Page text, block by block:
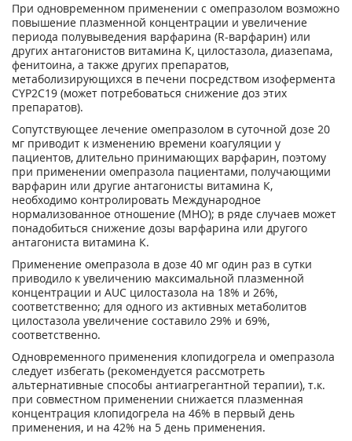
При одновременном применении с омепразолом возможно
повышение плазменной концентрации и увеличение
периода полувыведения варфарина (R-варфарин) или
других антагонистов витамина К, цилостазола, диазепама,
фенитоина, а также других препаратов,
метаболизирующихся в печени посредством изофермента
CYP2C19 (может потребоваться снижение доз этих
препаратов).
Сопутствующее лечение омепразолом в суточной дозе 20
мг приводит к изменению времени коагуляции у
пациентов, длительно принимающих варфарин, поэтому
при применении омепразола пациентами, получающими
варфарин или другие антагонисты витамина К,
необходимо контролировать Международное
нормализованное отношение (МНО); в ряде случаев может
понадобиться снижение дозы варфарина или другого
антагониста витамина К.
Применение омепразола в дозе 40 мг один раз в сутки
приводило к увеличению максимальной плазменной
концентрации и AUC цилостазола на 18% и 26%,
соответственно; для одного из активных метаболитов
цилостазола увеличение составило 29% и 69%,
соответственно.
Одновременного применения клопидогрела и омепразола
следует избегать (рекомендуется рассмотреть
альтернативные способы антиагрегантной терапии), т.к.
при совместном применении снижается плазменная
концентрация клопидогрела на 46% в первый день
применения, и на 42% на 5 день применения.